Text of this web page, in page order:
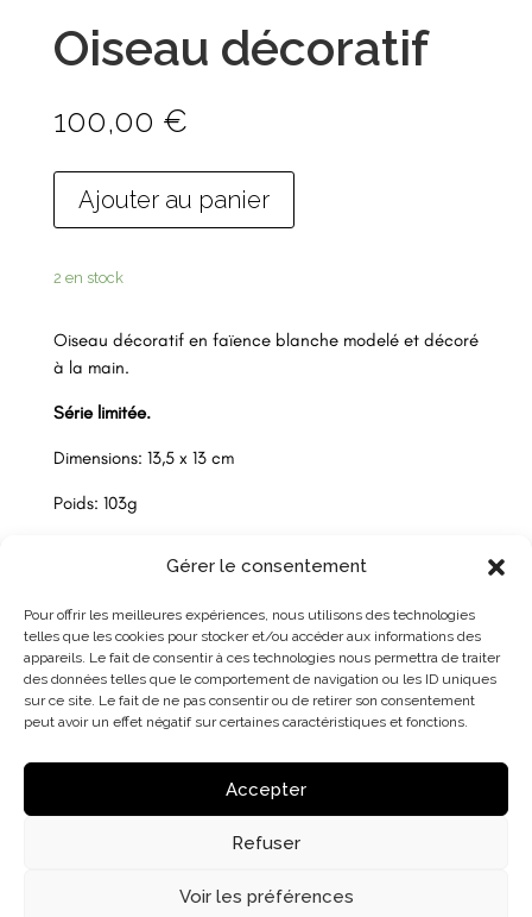
Gérer le consentement
Pour offrir les meilleures expériences, nous utilisons des technologies
telles que les cookies pour stocker et/ou accéder aux informations des
appareils. Le fait de consentir à ces technologies nous permettra de traiter
des données telles que le comportement de navigation ou les ID uniques
sur ce site. Le fait de ne pas consentir ou de retirer son consentement
peut avoir un effet négatif sur certaines caractéristiques et fonctions.
Accepter
Refuser
Voir les préférences
Oiseau décoratif
100,00 €
Ajouter au panier
2 en stock
Oiseau décoratif en faïence blanche modelé et décoré
à la main.
Série limitée.
Dimensions: 13,5 x 13 cm
Poids: 103g